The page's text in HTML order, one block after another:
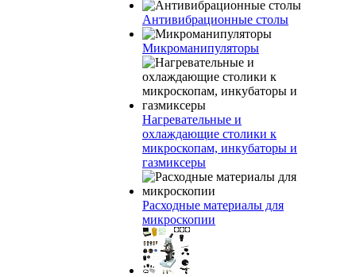
Антивибрационные столы
Микроманипуляторы
Нагревательные и
охлаждающие столики к
микроскопам, инкубаторы и
газмиксеры
Расходные материалы для
микроскопии